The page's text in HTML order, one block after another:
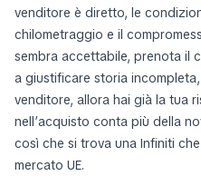
venditore è diretto, le
chilometraggio e il
sembra accettabile, prenota il
a giustificare storia
venditore, allora hai già la tua
nell’acquisto conta più della
così che si trova una Infiniti
mercato UE.